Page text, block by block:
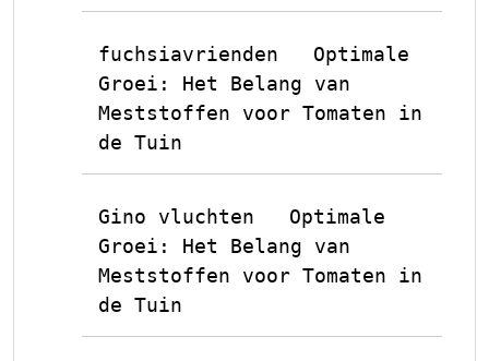
fuchsiavrienden
Optimale
Groei: Het Belang van
Meststoffen voor Tomaten in
de Tuin
Gino vluchten
Optimale
Groei: Het Belang van
Meststoffen voor Tomaten in
de Tuin